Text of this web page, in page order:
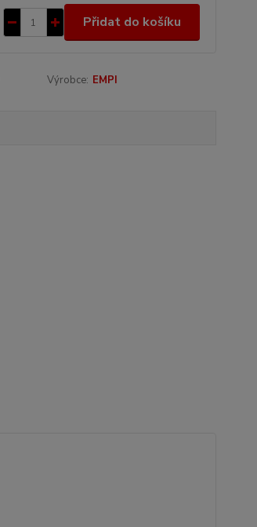
Přidat do košíku
Výrobce: EMPI